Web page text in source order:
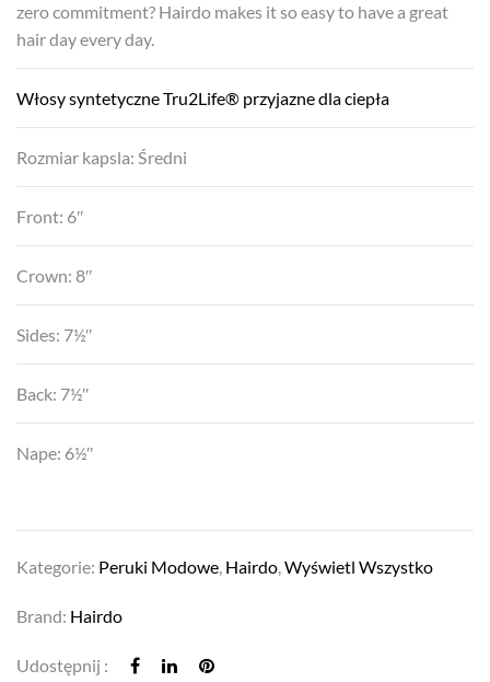
zero commitment? Hairdo makes it so easy to have a great
hair day every day.
Włosy syntetyczne Tru2Life® przyjazne dla ciepła
Rozmiar kapsla: Średni
Front: 6″
Crown: 8″
Sides: 7½″
Back: 7½″
Nape: 6½″
Kategorie: Peruki Modowe, Hairdo,Wyświetl Wszystko
Brand: Hairdo
Udostępnij :